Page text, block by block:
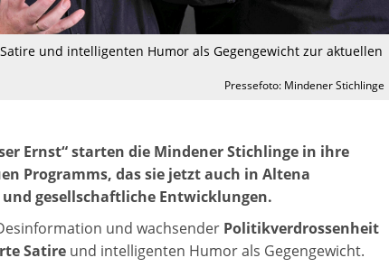
und intelligenten Humor als Gegengewicht zur aktuellen
Pressefoto: Mindener Stichlinge
Ernst“ starten die Mindener Stichlinge in ihre
Programms, das sie jetzt auch in Altena
gesellschaftliche Entwicklungen.
und wachsender Politikverdrossenheit
Satire und intelligenten Humor als Gegengewicht.